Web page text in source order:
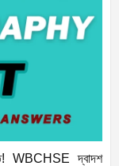
WBCHSE দ্বাদশ